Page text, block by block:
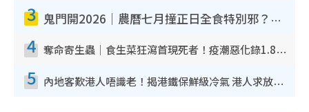
3 鬼門開2026｜農曆七月撞正日全食特別邪？專家警告切忌做一事！揭4大禁忌+2招保平安
4 奪命寄生蟲｜食生菜狂瀉首現死者！疫潮惡化錄1.8萬宗病例 揭洗菜3大謬誤
5 內地客歎港人唔識老！揭港鐵保鮮級冷氣 港人求放過：咪投訴